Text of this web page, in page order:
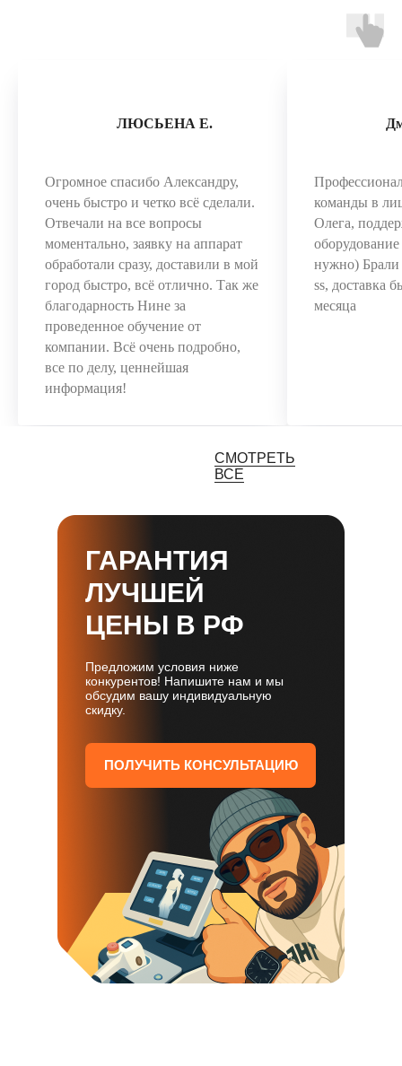
ЛЮСЬЕНА Е.
Огромное спасибо Александру,
очень быстро и четко всё сделали.
Отвечали на все вопросы
моментально, заявку на аппарат
обработали сразу, доставили в мой
город быстро, всё отлично. Так же
благодарность Нине за
проведенное обучение от
компании. Всё очень подробно,
все по делу, ценнейшая
информация!
команды в
Олега,
оборудование
нужно)
ss, доставка
месяца
СМОТРЕТЬ
ВСЕ
Предложим условия ниже
конкурентов! Напишите нам и мы
обсудим вашу индивидуальную
скидку.
ГАРАНТИЯ
ЛУЧШЕЙ
ЦЕНЫ В РФ
ПОЛУЧИТЬ КОНСУЛЬТАЦИЮ